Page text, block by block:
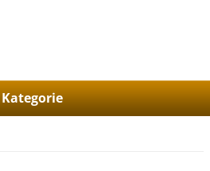
Kategorie